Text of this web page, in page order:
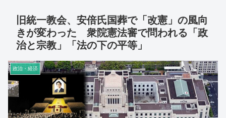
旧統一教会、安倍氏国葬で「改憲」の風向
きが変わった 衆院憲法審で問われる「政
治と宗教」「法の下の平等」
政治・経済